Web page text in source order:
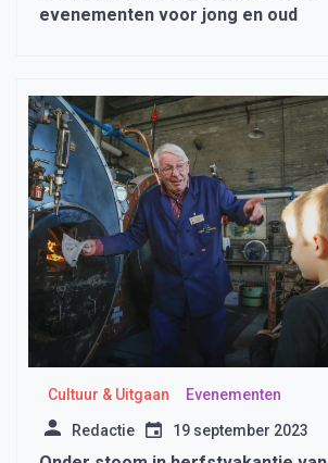
evenementen voor jong en oud
Cultuur & Uitgaan Evenementen
Redactie 19 september 2023